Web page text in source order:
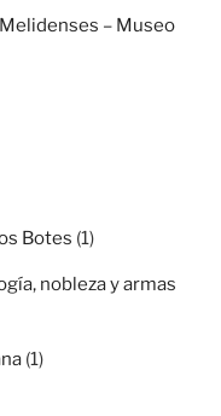
– Museo
Botes (1)
nobleza y armas
(1)